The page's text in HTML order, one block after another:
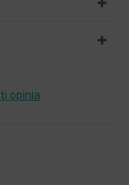
opinia